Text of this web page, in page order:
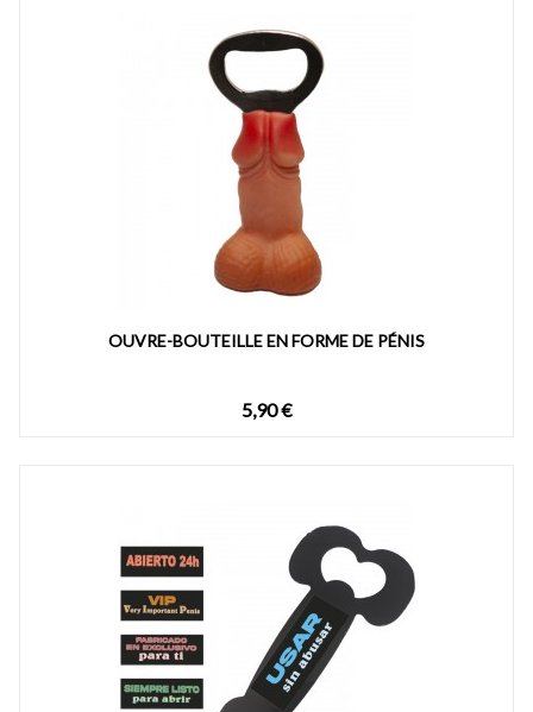
OUVRE-BOUTEILLE EN FORME DE PÉNIS
5,90 €